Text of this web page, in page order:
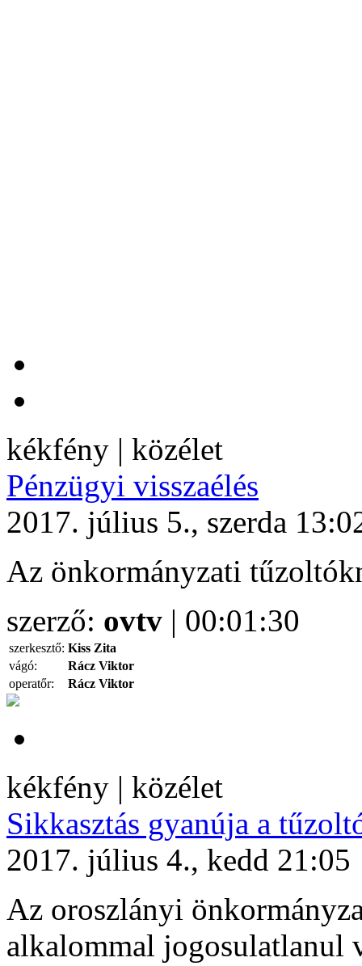
kékfény | közélet
Pénzügyi visszaélés
2017. július 5., szerda
Az önkormányzati
szerző: ovtv | 00:01:30
szerkesztő: Kiss Zita
vágó:
Rácz Viktor
operatőr:
Rácz Viktor
kékfény | közélet
Sikkasztás gyanúja a
2017. július 4., kedd 21:05
Az oroszlányi
alkalommal jogosulatlanul